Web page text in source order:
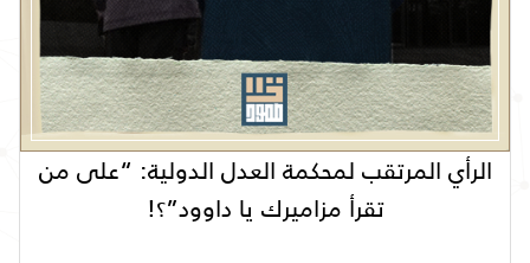
الرأي المرتقب لمحكمة العدل الدولية: “على من
تقرأ مزاميرك يا داوود”؟!